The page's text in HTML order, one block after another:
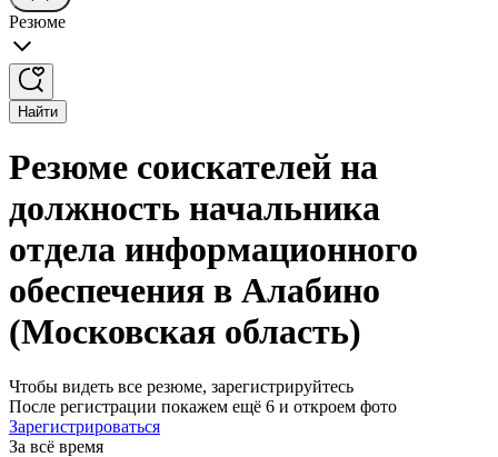
Резюме
Найти
Резюме соискателей на
должность начальника
отдела информационного
обеспечения в Алабино
(Московская область)
Чтобы видеть все резюме, зарегистрируйтесь
После регистрации покажем ещё 6 и откроем фото
Зарегистрироваться
За всё время